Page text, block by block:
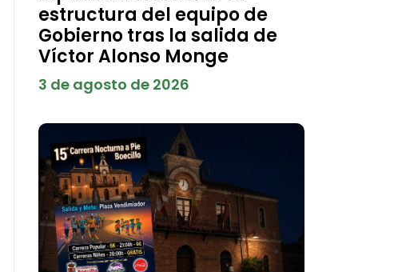
estructura del equipo de
Gobierno tras la salida de
Víctor Alonso Monge
3 de agosto de 2026